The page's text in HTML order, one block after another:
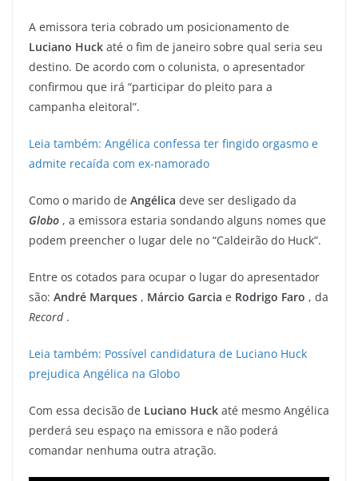
A emissora teria cobrado um posicionamento de
Luciano Huck até o fim de janeiro sobre qual seria seu
destino. De acordo com o colunista, o apresentador
confirmou que irá “participar do pleito para a
campanha eleitoral”.
Leia também: Angélica confessa ter fingido orgasmo e
admite recaída com ex-namorado
Como o marido de Angélica deve ser desligado da
Globo , a emissora estaria sondando alguns nomes que
podem preencher o lugar dele no “Caldeirão do Huck”.
Entre os cotados para ocupar o lugar do apresentador
são: André Marques , Márcio Garcia e Rodrigo Faro , da
Record.
Leia também: Possível candidatura de Luciano Huck
prejudica Angélica na Globo
Com essa decisão de Luciano Huck até mesmo Angélica
perderá seu espaço na emissora e não poderá
comandar nenhuma outra atração.